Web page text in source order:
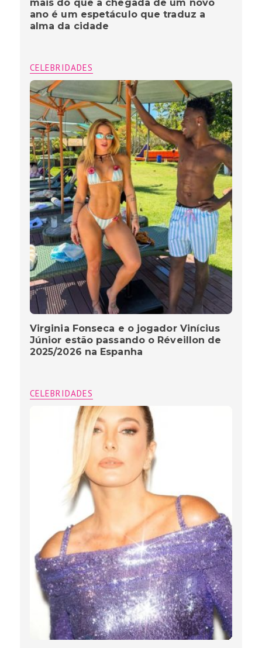
mais do que a chegada de um novo
ano é um espetáculo que traduz a
alma da cidade
CELEBRIDADES
Virginia Fonseca e o jogador Vinícius
Júnior estão passando o Réveillon de
2025/2026 na Espanha
CELEBRIDADES